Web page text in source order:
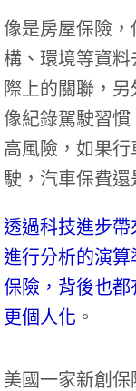
像是房屋保險
構、環境等資
際上的關聯，
像紀錄駕駛習
高風險，如果
駛，汽車保費還
透過科技進步帶
進行分析的演
保險，背後也
更個人化 。
美國一家新創